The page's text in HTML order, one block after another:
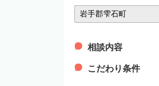
相談内容
こだわり条件